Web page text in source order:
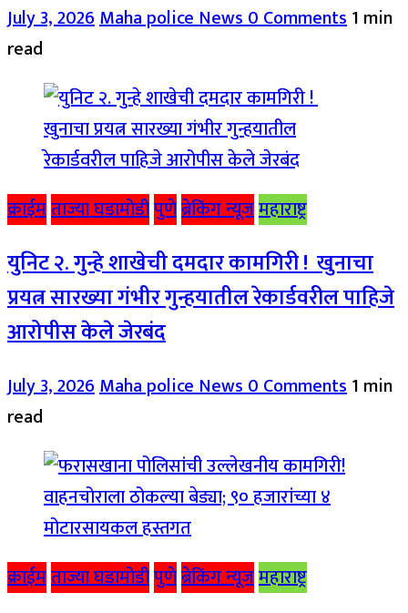
July 3, 2026Maha police News0 Comments1 min
read
क्राईमताज्या घडामोडीपुणेब्रेकिंग न्यूजमहाराष्ट्र
युनिट २. गुन्हे शाखेची दमदार कामगिरी ! खुनाचा
प्रयत्न सारख्या गंभीर गुन्हयातील रेकार्डवरील पाहिजे
आरोपीस केले जेरबंद
July 3, 2026Maha police News0 Comments1 min
read
क्राईमताज्या घडामोडीपुणेब्रेकिंग न्यूजमहाराष्ट्र